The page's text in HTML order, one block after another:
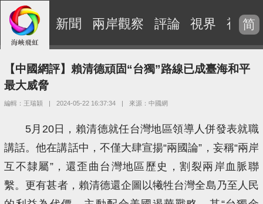
新聞 兩岸觀察 評論 視界 視頻
简
【中國網評】賴清德頑固“台獨”路線已成臺海和平
最大威脅
編輯：王瑞穎 | 2024-05-22 16:37:34 | 來源：中國網
5月20日，賴清德就任台灣地區領導人併發表就職
講話。他在講話中，不僅大肆宣揚“兩國論”，妄稱“兩岸
互不隸屬”，還歪曲台灣地區歷史，割裂兩岸血脈聯
繫。更有甚者，賴清德還企圖以犧牲台灣全島乃至人民